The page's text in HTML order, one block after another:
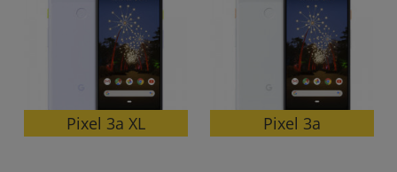
Pixel 3a XL Pixel 3a